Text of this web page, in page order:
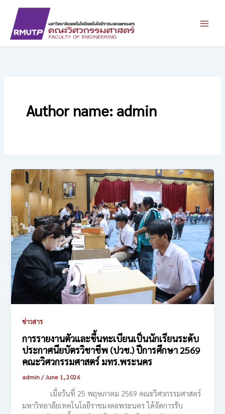
content
Author name: admin
ข่าวสาร
การรายงานตัวและขึ้นทะเบียนเป็นนักเรียนระดับ
ประกาศนียบัตรวิชาชีพ (ปวช.) ปีการศึกษา 2569
คณะวิศวกรรมศาสตร์ มทร.พระนคร
admin/June 1, 2026
เมื่อวันที่ 25 พฤษภาคม 2569 คณะวิศวกรรมศาสตร์
มหาวิทยาลัยเทคโนโลยีราชมงคลพระนคร ได้จัดการรับ